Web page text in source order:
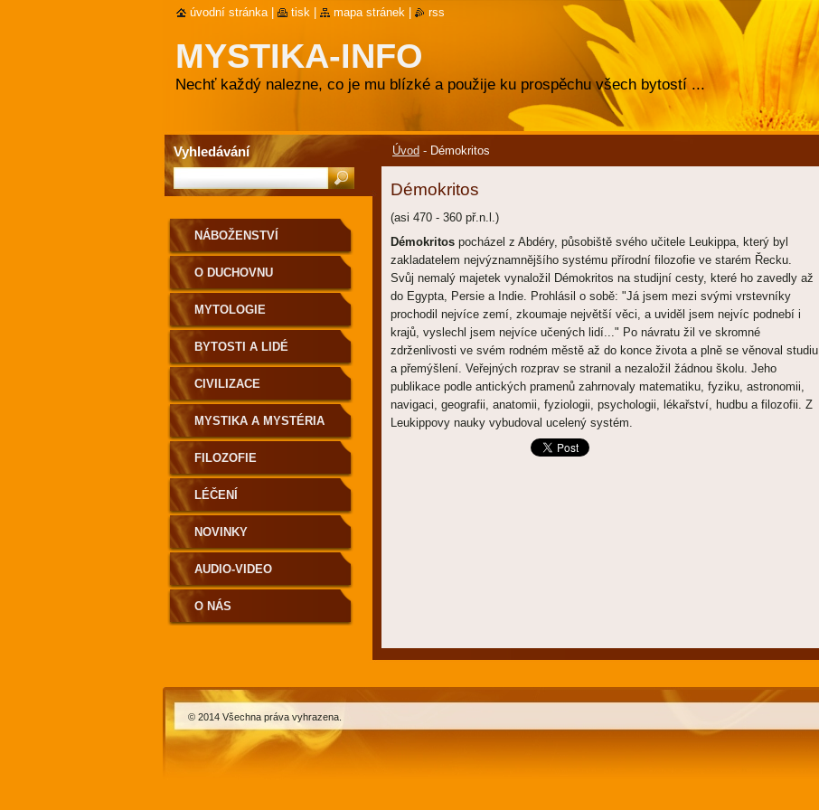
MYSTIKA-INFO
Nechť každý nalezne, co je mu blízké a použije ku prospěchu všech bytostí ...
Úvod - Démokritos
Démokritos
(asi 470 - 360 př.n.l.)
Démokritos pocházel z Abdéry, působiště svého učitele Leukippa, který byl
zakladatelem nejvýznamnějšího systému přírodní filozofie ve starém Řecku.
Svůj nemalý majetek vynaložil Démokritos na studijní cesty, které ho zavedly až
do Egypta, Persie a Indie. Prohlásil o sobě: "Já jsem mezi svými vrstevníky
prochodil nejvíce zemí, zkoumaje největší věci, a uviděl jsem nejvíc podnebí i
krajů, vyslechl jsem nejvíce učených lidí..." Po návratu žil ve skromné
zdrženlivosti ve svém rodném městě až do konce života a plně se věnoval studiu
a přemýšlení. Veřejných rozprav se stranil a nezaložil žádnou školu. Jeho
publikace podle antických pramenů zahrnovaly matematiku, fyziku, astronomii,
navigaci, geografii, anatomii, fyziologii, psychologii, lékařství, hudbu a filozofii. Z
Leukippovy nauky vybudoval ucelený systém.
NÁBOŽENSTVÍ
O DUCHOVNU
MYTOLOGIE
BYTOSTI A LIDÉ
CIVILIZACE
MYSTIKA A MYSTÉRIA
FILOZOFIE
LÉČENÍ
NOVINKY
AUDIO-VIDEO
O NÁS
Vyhledávání
úvodní stránka tisk mapa stránek rss
© 2014 Všechna práva vyhrazena.